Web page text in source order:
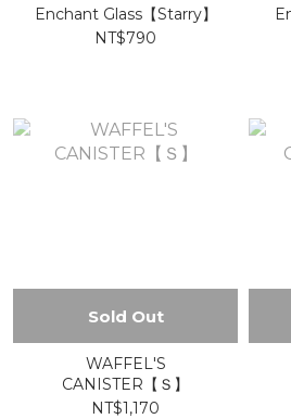
Enchant Glass【Starry】
NT$790
Sold Out
WAFFEL'S
CANISTER【Ｓ】
NT$1,170